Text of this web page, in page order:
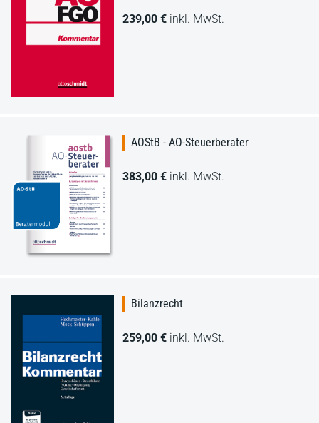
239,00 € inkl. MwSt.
AOStB - AO-Steuerberater
383,00 € inkl. MwSt.
Bilanzrecht
259,00 € inkl. MwSt.